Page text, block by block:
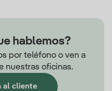
hablemos?
por teléfono o ven a
nuestras oficinas.
al cliente